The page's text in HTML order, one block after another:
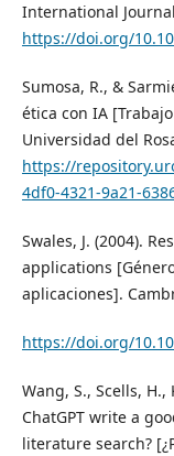
International
https://doi.org/
Sumosa, R., &
ética con IA
Universidad del
https://
4df0-4321-9a21-
Swales, J. (2004).
applications
aplicaciones].
https://doi.org/
Wang, S., Scells, H.,
ChatGPT write a
literature search?